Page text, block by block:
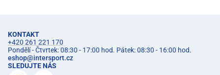
KONTAKT
+420 261 221 170
Pondělí - Čtvrtek: 08:30 - 17:00 hod. Pátek: 08:30 - 16:00 hod.
eshop@intersport.cz
SLEDUJTE NÁS